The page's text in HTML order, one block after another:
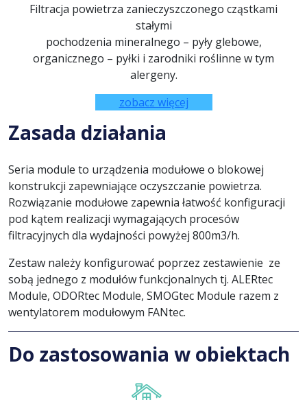
Filtracja powietrza zanieczyszczonego cząstkami
stałymi
pochodzenia mineralnego – pyły glebowe,
organicznego – pyłki i zarodniki roślinne w tym
alergeny.
zobacz więcej
Zasada działania
Seria module to urządzenia modułowe o blokowej
konstrukcji zapewniające oczyszczanie powietrza.
Rozwiązanie modułowe zapewnia łatwość konfiguracji
pod kątem realizacji wymagających procesów
filtracyjnych dla wydajności powyżej 800m3/h.
Zestaw należy konfigurować poprzez zestawienie ze
sobą jednego z modułów funkcjonalnych tj. ALERtec
Module, ODORtec Module, SMOGtec Module razem z
wentylatorem modułowym FANtec.
Do zastosowania w obiektach